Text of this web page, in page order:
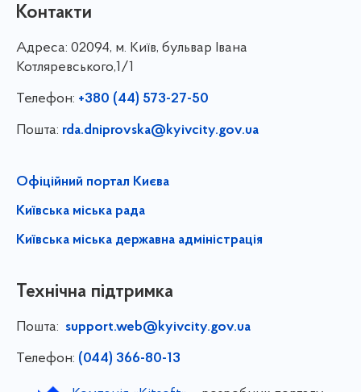
Контакти
Адреса: 02094, м. Київ, бульвар Івана
Котляревського,1/1
Телефон: +380 (44) 573-27-50
Пошта: rda.dniprovska@kyivcity.gov.ua
Офіційний портал Києва
Київська міська рада
Київська міська державна адміністрація
Технічна підтримка
Пошта: support.web@kyivcity.gov.ua
Телефон: (044) 366-80-13